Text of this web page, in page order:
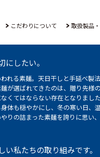
こだわりについて 取扱製品
したい。
れる素麺。天日干しと手延べ
が選ばれてきたのは、贈り先
くてはならない存在となりまし
体も穏やかにし、冬の寒い日
りの詰まった素麺を誇りに思
私たちの取り組みです。